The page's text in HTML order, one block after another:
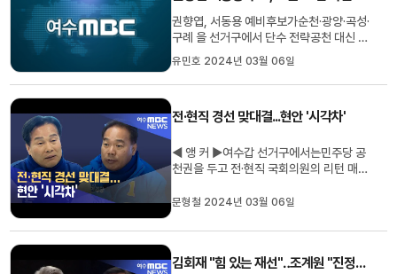
하지 않기로 결의했습니다. ...
권향엽, 서동용 예비후보가순천·광양·곡성·
구례 을 선거구에서 단수 전략공천 대신 다
시 경선을 치르기로 한,민주당 최고위원회
의 결정을 받아들이고 본격적인 경선 준비
에 들어갔습니다. 권 후보는 오늘(6) 입장
을 위해당당히 경선으로 이겨,당의 승리를
유민호 2024년 03월 06일
전·현직 경선 맞대결...현안 '시각차'
◀ 앵 커 ▶여수갑 선거구에서는민주당 공
천권을 두고 전·현직 국회의원의 리턴 매치
밝히면서 저희 여수MBC가 계획한 경선
을 벌이고 있는주철현, 이용주 두 후보는
내놓고 있습니다. 문형철 기...
문형철 2024년 03월 06일
김회재 "힘 있는 재선"‥조계원 "진정성 지닌 후보"